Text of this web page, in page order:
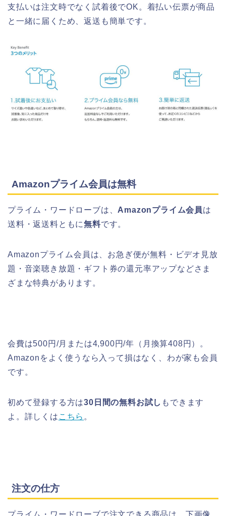
支払いは注文時でなく試着後でOK。着払い伝票が商品
と一緒に届くため、返送も簡単です。
Amazonプライム会員は無料
プライム・ワードローブは、 Amazonプライム会員は
送料・返送料ともに無料です。
Amazonプライム会員は、お急ぎ便が無料・ビデオ見放
題・音楽聴き放題・ギフト券の還元率アップなどさま
ざまな特典があります。
会費は500円/月または4,900円/年（月換算408円）。
Amazonをよく使うなら入って損はなく、わが家も会員
です。
初めて登録する方は30日間の無料お試し もできます
よ。詳しくは こちら 。
注文の仕方